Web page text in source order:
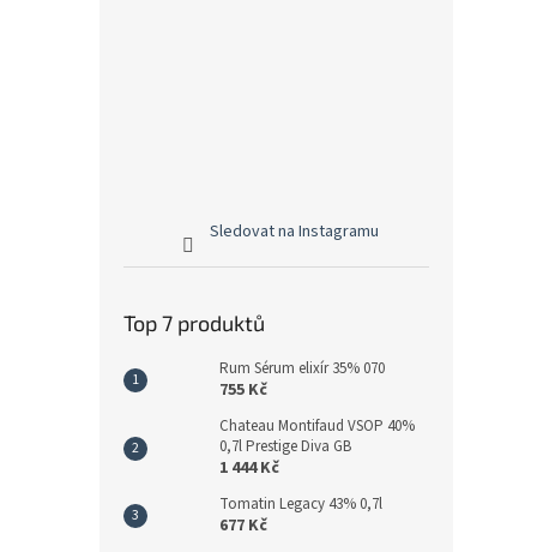
Sledovat na Instagramu
Top 7 produktů
Rum Sérum elixír 35% 070
755 Kč
Chateau Montifaud VSOP 40%
0,7l Prestige Diva GB
1 444 Kč
Tomatin Legacy 43% 0,7l
677 Kč